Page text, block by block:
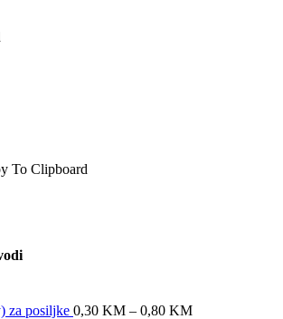
To Clipboard
za posiljke 0,30 KM – 0,80 KM